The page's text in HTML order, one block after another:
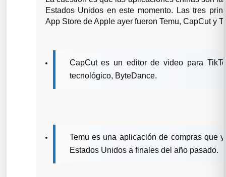
Estados Unidos en este momento. Las tres
App Store de Apple ayer fueron Temu, CapCut y
CapCut es un editor de video para
tecnológico, ByteDance.
Temu es una aplicación de compras que
Estados Unidos a finales del año pasado.